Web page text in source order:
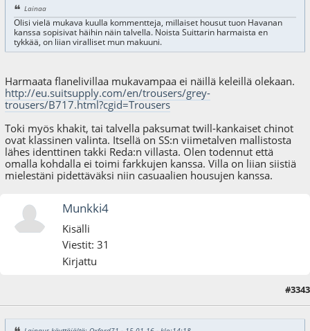
Lainaa
Olisi vielä mukava kuulla kommentteja, millaiset housut tuon Havanan
kanssa sopisivat häihin näin talvella. Noista Suittarin harmaista en
tykkää, on liian viralliset mun makuuni.
Harmaata flanelivillaa mukavampaa ei näillä keleillä olekaan.
http://eu.suitsupply.com/en/trousers/grey-
trousers/B717.html?cgid=Trousers
Toki myös khakit, tai talvella paksumat twill-kankaiset chinot
ovat klassinen valinta. Itsellä on SS:n viimetalven mallistosta
lähes identtinen takki Reda:n villasta. Olen todennut että
omalla kohdalla ei toimi farkkujen kanssa. Villa on liian siistiä
mielestäni pidettäväksi niin casuaalien housujen kanssa.
Munkki4
Kisälli
Viestit: 31
Kirjattu
#3343